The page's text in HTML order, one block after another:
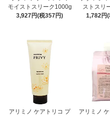
モイストスリーク1000g
3,927円(税357円)
ストスリ
1,782円
アリミノ ケアトリコ プ
アリミノ